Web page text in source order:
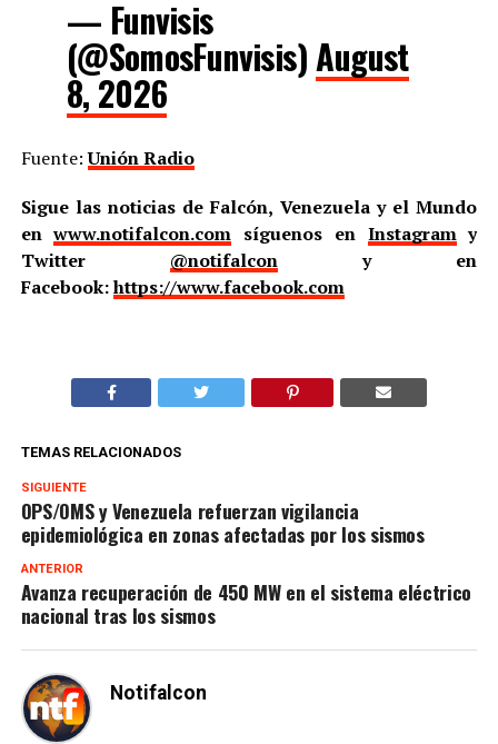
— Funvisis
(@SomosFunvisis) August
8, 2026
Fuente:Unión Radio
Sigue las noticias de Falcón, Venezuela y el Mundo
enwww.notifalcon.com síguenos en Instagramy
Twitter @notifalcony en
Facebook:https://www.facebook.com
TEMAS RELACIONADOS
SIGUIENTE
OPS/OMS y Venezuela refuerzan vigilancia
epidemiológica en zonas afectadas por los sismos
ANTERIOR
Avanza recuperación de 450 MW en el sistema eléctrico
nacional tras los sismos
Notifalcon